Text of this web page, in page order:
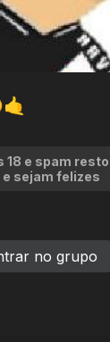
18 e spam
e sejam felizes
no grupo